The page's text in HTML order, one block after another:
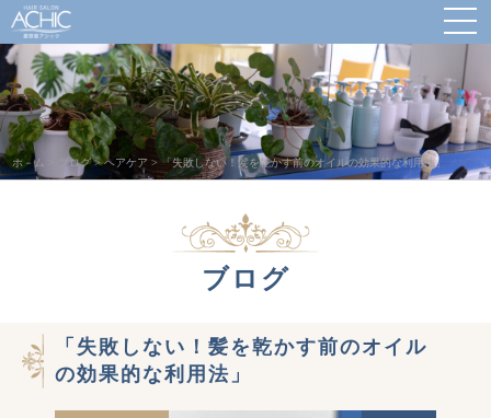
ホ－ム ブログ>ヘアケア >「失敗しない！髪を乾かす前のオイルの効果的な利用法」
ブログ
「失敗しない！髪を乾かす前のオイル
の効果的な利用法」